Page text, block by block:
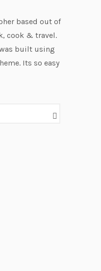
based out of
cook & travel.
built using
Its so easy